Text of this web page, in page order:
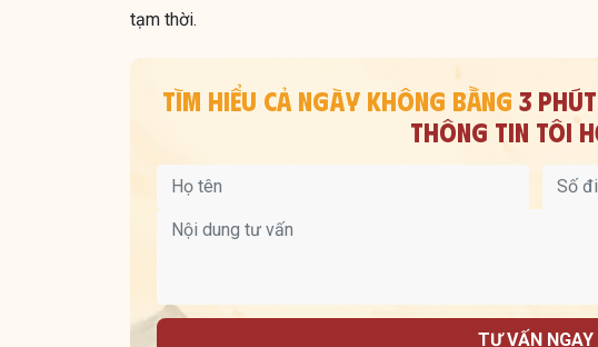
tạm thời.
TÌM HIỂU CẢ NGÀY KHÔNG BẰNG 3
THÔNG TIN TÔI
TƯ VẤN NGAY